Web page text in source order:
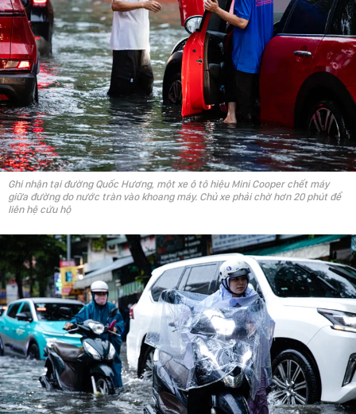
Ghi nhận tại đường Quốc Hương, một xe ô tô hiệu Mini Cooper chết máy
giữa đường do nước tràn vào khoang máy. Chủ xe phải chờ hơn 20 phút để
liên hệ cứu hộ